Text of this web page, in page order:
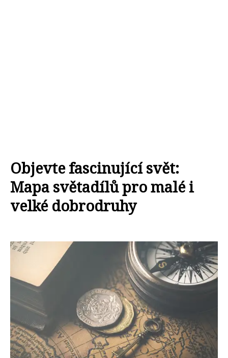
Objevte fascinující svět:
Mapa světadílů pro malé i
velké dobrodruhy